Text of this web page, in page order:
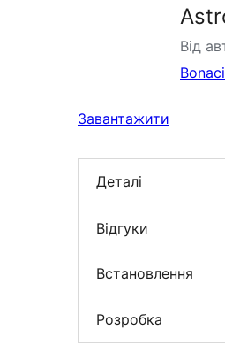
Від
Завантажити
Деталі
Відгуки
Встановлення
Розробка